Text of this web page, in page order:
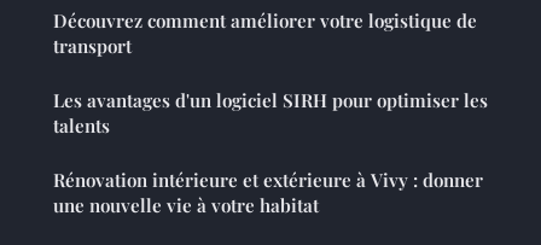
Découvrez comment améliorer votre logistique de
transport
Les avantages d'un logiciel SIRH pour optimiser les
talents
Rénovation intérieure et extérieure à Vivy : donner
une nouvelle vie à votre habitat